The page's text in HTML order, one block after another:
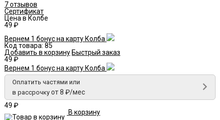
7 отзывов
Сертификат
Цена в Колбе
49 ₽
Вернем 1 бонус на карту Колба
Код товара: 85
Добавить в корзину Быстрый заказ
49 ₽
Вернем 1 бонус на карту Колба
Оплатить частями или
в рассрочку от 8 ₽/мес
49 ₽
В корзину